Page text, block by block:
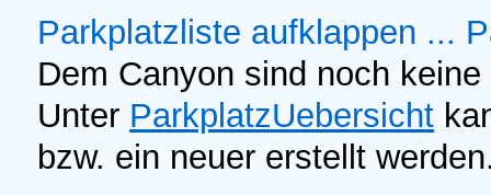
Parkplatzliste aufklappen ...
Dem Canyon sind noch
Unter ParkplatzUebersicht
bzw. ein neuer erstellt